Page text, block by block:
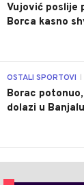
Vujović poslije
Borca kasno
OSTALI SPORTOVI
Borac
dolazi u